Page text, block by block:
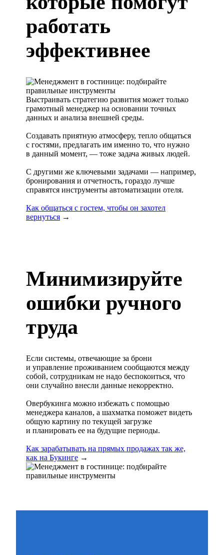
работать
эффективнее
Выстраивать стратегию развития может только
грамотный менеджер на основании точных
данных и анализа внешней среды.
Создавать приятную атмосферу, тепло общаться
с гостями, предлагать им именно то, что нужно
в данный момент, — тоже задача живых людей.
С другими же ключевыми задачами — например,
бронирования и отчетность, гораздо лучше
справятся инструменты автоматизации отеля.
Как общаться с гостем, чтобы он захотел
вернуться →
Минимизируйте
ошибки ручного
труда
Если системы, отвечающие за брони
и управление проживанием сообщаются между
собой, сотрудникам не надо беспокоиться, что
они случайно внесли данные некорректно.
Овербукинга можно избежать с помощью
менеджера каналов, а шахматка поможет видеть
общую картину по текущей загрузке
и планировать ее на будущие периоды.
Как зарабатывать на прямых продажах так же,
как на Букинге →